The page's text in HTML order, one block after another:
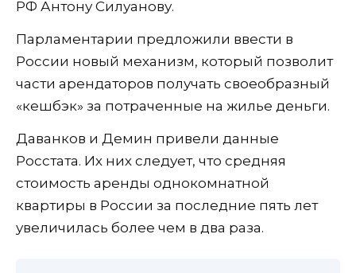
РФ Антону Силуанову.
Парламентарии предложили ввести в
России новый механизм, который позволит
части арендаторов получать своеобразный
«кешбэк» за потраченные на жилье деньги.
Даванков и Демин привели данные
Росстата. Их них следует, что средняя
стоимость аренды однокомнатной
квартиры в России за последние пять лет
увеличилась более чем в два раза.